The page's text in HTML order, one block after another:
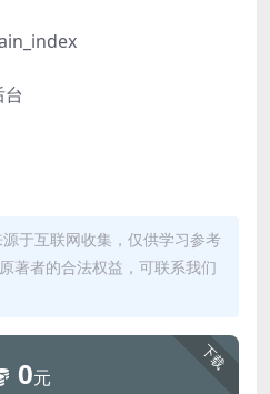
于互联网收集，仅供学习参考
著者的合法权益，可联系我们
下载
0元